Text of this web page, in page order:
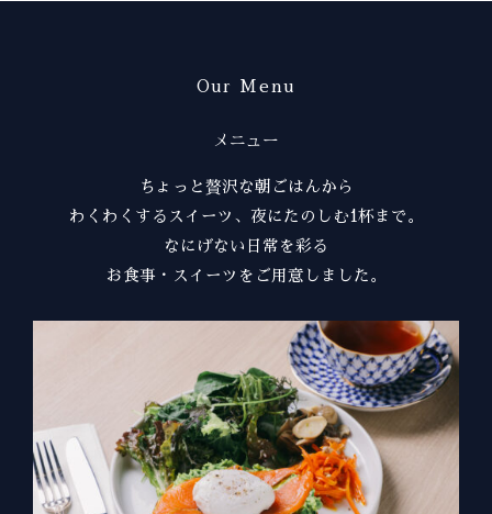
Our Menu
メニュー
ちょっと贅沢な朝ごはんから
わくわくするスイーツ、夜にたのしむ1杯まで。
なにげない日常を彩る
お食事・スイーツをご用意しました。